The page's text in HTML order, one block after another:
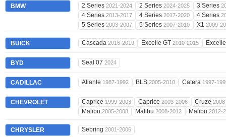
BMW 2 Series 2021-2024 2 Series 2024-2025 3 Series
4 Series 2013-2017 4 Series 2017-2020 4 Series
5 Series 2003-2007 5 Series 2007-2010 X1 2009-
BUICK Cascada 2016-2019 Excelle GT 2010-2015
BYD Seal 07 2024
CADILLAC Allante 1987-1992 BLS 2005-2010 Catera 1997-
CHEVROLET Caprice 1999-2003 Caprice 2003-2006 Cruze
Malibu 2005-2008 Malibu 2008-2012 Malibu 2012-
CHRYSLER Sebring 2001-2006